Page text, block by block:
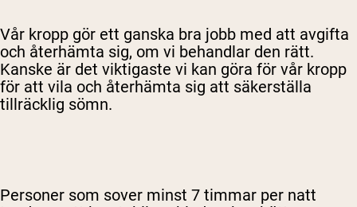
Vår kropp gör ett ganska bra jobb med att avgifta
och återhämta sig, om vi behandlar den rätt.
Kanske är det viktigaste vi kan göra för vår kropp
för att vila och återhämta sig att säkerställa
tillräcklig sömn.
Personer som sover minst 7 timmar per natt